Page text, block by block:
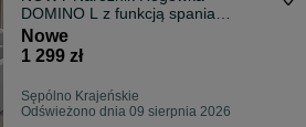
DOMINO L z funkcją spania
PRODUKT OD PRODUCENTA
Nowe
1 299 zł
Sępólno Krajeńskie
Odświeżono dnia 09 sierpnia 2026